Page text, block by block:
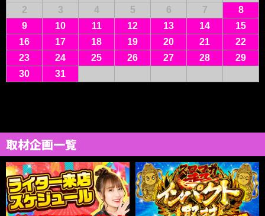
2
3 4 5 6 7
8
9
10 11 12 13 14
15
16
17 18 19 20 21
22
23
24 25 26 27 28
29
30
31
取材企画一覧